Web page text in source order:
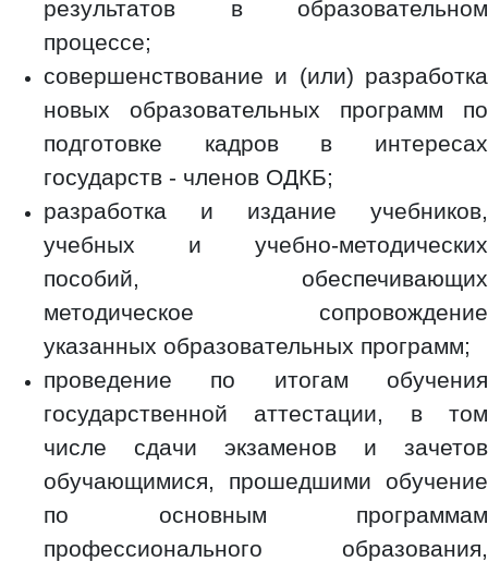
результатов в образовательном
процессе;
совершенствование и (или) разработка
новых образовательных программ по
подготовке кадров в интересах
государств - членов ОДКБ;
разработка и издание учебников,
учебных и учебно-методических
пособий, обеспечивающих
методическое сопровождение
указанных образовательных программ;
проведение по итогам обучения
государственной аттестации, в том
числе сдачи экзаменов и зачетов
обучающимися, прошедшими обучение
по основным программам
профессионального образования,